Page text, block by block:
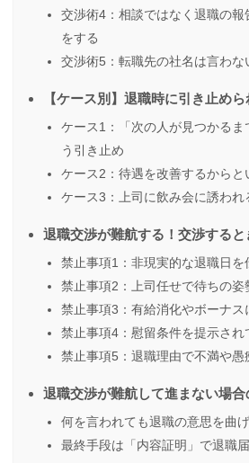
交渉術4：相談ではなく退職の
をする
交渉術5：転職先の社名は言わな
【ケース別】退職時に引き止め
ケース1：「次の人が見つかる
う引き止め
ケース2：待遇を改善するからと
ケース3：上司に飲み会に誘われ
退職交渉が難航する！交渉する
禁止事項1：非現実的な退職日を
禁止事項2：上司任せで待ちの姿
禁止事項3：有給消化やボーナス
禁止事項4：慰留条件を提示され
禁止事項5：退職理由で不満や愚
退職交渉が難航して進まない場合
何を言われても退職の意思を曲
最終手段は「内容証明」で退職